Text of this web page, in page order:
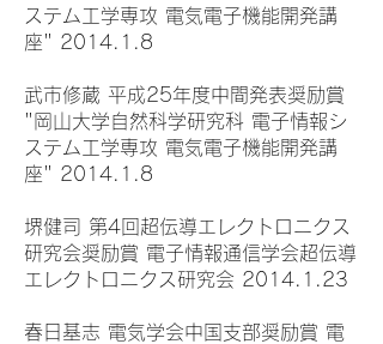
ステム工学専攻 電気電子機能開発講
座" 2014.1.8
武市修蔵 平成25年度中間発表奨励賞
"岡山大学自然科学研究科 電子情報シ
ステム工学専攻 電気電子機能開発講
座" 2014.1.8
堺健司 第4回超伝導エレクトロニクス
研究会奨励賞 電子情報通信学会超伝導
エレクトロニクス研究会 2014.1.23
春日基志 電気学会中国支部奨励賞 電